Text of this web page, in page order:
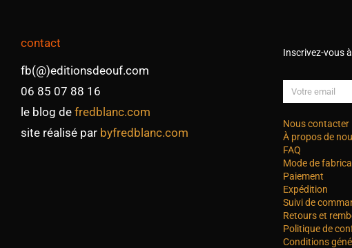
contact
fb(@)editionsdeouf.com
06 85 07 88 16
le blog de fredblanc.com
site réalisé par byfredblanc.com
Inscrivez-vous
Nous contacter
À propos de
FAQ
Mode de
Paiement
Expédition
Suivi de
Retours et
Politique de
Conditions